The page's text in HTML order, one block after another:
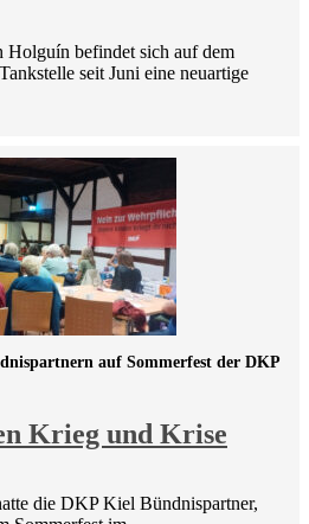
Holguín befindet sich auf dem
seit Juni eine neuartige
Krieg und Krise
auf Sommerfest der DKP
die DKP Kiel Bündnispartner,